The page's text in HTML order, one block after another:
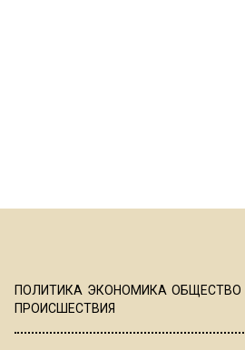
ПОЛИТИКА ЭКОНОМИКА ОБЩЕСТВО
ПРОИСШЕСТВИЯ